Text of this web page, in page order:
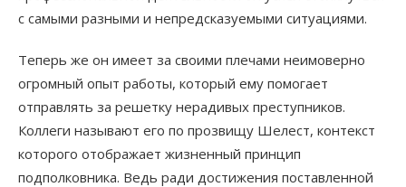
с самыми разными и непредсказуемыми ситуациями.
Теперь же он имеет за своими плечами неимоверно
огромный опыт работы, который ему помогает
отправлять за решетку нерадивых преступников.
Коллеги называют его по прозвищу Шелест, контекст
которого отображает жизненный принцип
подполковника. Ведь ради достижения поставленной